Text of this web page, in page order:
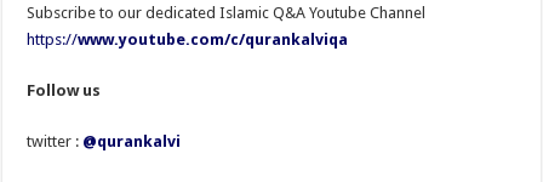
Subscribe to our dedicated Islamic Q&A Youtube Channel
https://www.youtube.com/c/qurankalviqa
Follow us
twitter : @qurankalvi